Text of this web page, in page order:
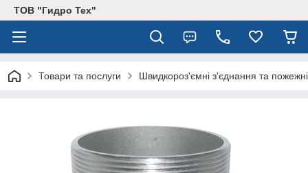
ТОВ "Гидро Тех"
Товари та послуги Швидкороз'ємні з'єднання та